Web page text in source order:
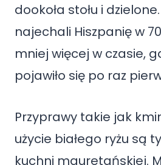
dookoła stołu i
najechali Hiszpanię w
mniej więcej w czasie,
pojawiło się po raz
Przyprawy takie jak
użycie białego ryżu są
kuchni mauretańskiej.